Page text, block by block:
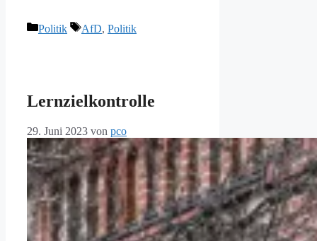
Kategorien
Politik Schlagwörter
AfD, Politik
Lernzielkontrolle
29. Juni 2023 von pco